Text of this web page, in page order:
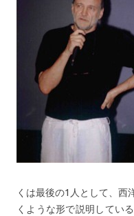
くは最後の1人として、西
くような形で説明してい